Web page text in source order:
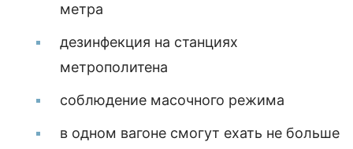
метра
дезинфекция на станциях
метрополитена
соблюдение масочного режима
в одном вагоне смогут ехать не больше